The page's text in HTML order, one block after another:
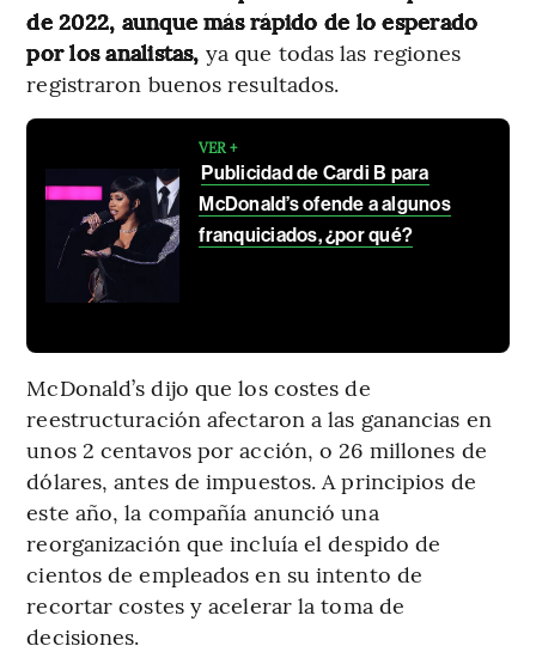
de 2022, aunque más rápido de lo esperado
por los analistas, ya que todas las regiones
registraron buenos resultados.
VER +
Publicidad de Cardi B para
McDonald’s ofende a algunos
franquiciados, ¿por qué?
McDonald’s dijo que los costes de
reestructuración afectaron a las ganancias en
unos 2 centavos por acción, o 26 millones de
dólares, antes de impuestos. A principios de
este año, la compañía anunció una
reorganización que incluía el despido de
cientos de empleados en su intento de
recortar costes y acelerar la toma de
decisiones.